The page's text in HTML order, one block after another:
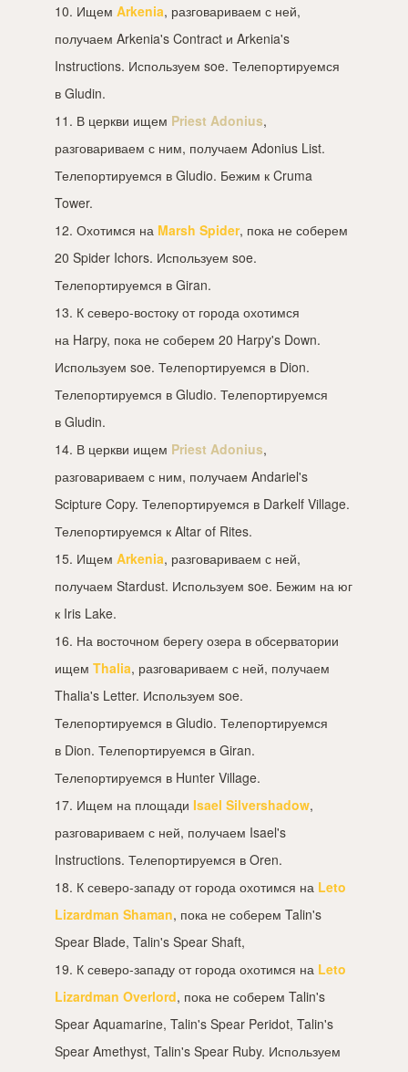
10. Ищем Arkenia, разговариваем с ней,
получаем Arkenia's Contract и Arkenia's
Instructions. Используем soe. Телепортируемся
в Gludin.
11. В церкви ищем Priest Adonius,
разговариваем с ним, получаем Adonius List.
Телепортируемся в Gludio. Бежим к Cruma
Tower.
12. Охотимся на Marsh Spider, пока не соберем
20 Spider Ichors. Используем soe.
Телепортируемся в Giran.
13. К северо-востоку от города охотимся
на Harpy, пока не соберем 20 Harpy's Down.
Используем soe. Телепортируемся в Dion.
Телепортируемся в Gludio. Телепортируемся
в Gludin.
14. В церкви ищем Priest Adonius,
разговариваем с ним, получаем Andariel's
Scipture Copy. Телепортируемся в Darkelf Village.
Телепортируемся к Altar of Rites.
15. Ищем Arkenia, разговариваем с ней,
получаем Stardust. Используем soe. Бежим на юг
к Iris Lake.
16. На восточном берегу озера в обсерватории
ищем Thalia, разговариваем с ней, получаем
Thalia's Letter. Используем soe.
Телепортируемся в Gludio. Телепортируемся
в Dion. Телепортируемся в Giran.
Телепортируемся в Hunter Village.
17. Ищем на площади Isael Silvershadow,
разговариваем с ней, получаем Isael's
Instructions. Телепортируемся в Oren.
18. К северо-западу от города охотимся на Leto
Lizardman Shaman, пока не соберем Talin's
Spear Blade, Talin's Spear Shaft,
19. К северо-западу от города охотимся на Leto
Lizardman Overlord, пока не соберем Talin's
Spear Aquamarine, Talin's Spear Peridot, Talin's
Spear Amethyst, Talin's Spear Ruby. Используем